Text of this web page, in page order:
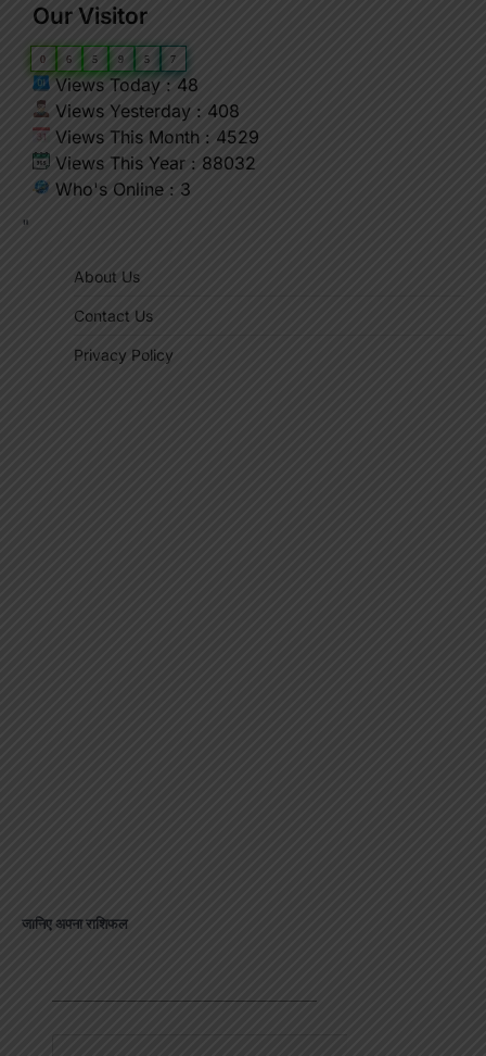
Our Visitor
0 6 5 9 5 7
Views Today : 48
Views Yesterday : 408
Views This Month : 4529
Views This Year : 88032
Who's Online : 3
"
About Us
Contact Us
Privacy Policy
जानिए अपना राशिफल